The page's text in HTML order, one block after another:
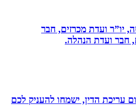
ועדת מכרזים, חבר
ועדת הנהלה.
הדין, ישמחו להעניק לכם